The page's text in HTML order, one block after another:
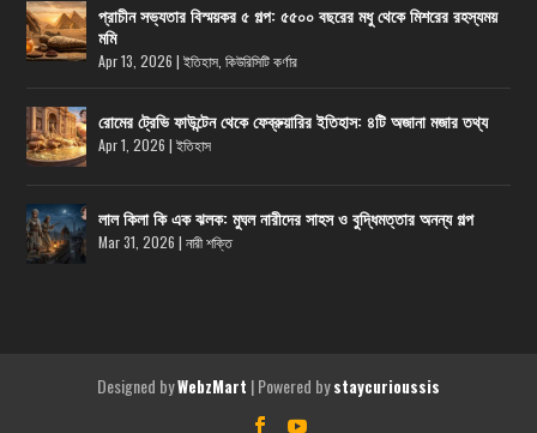
প্রাচীন সভ্যতার বিস্ময়কর ৫ গল্প: ৫৫০০ বছরের মধু থেকে মিশরের রহস্যময়
মমি
Apr 13, 2026 |ইতিহাস ,কিউরিসিটি কর্ণার
রোমের ট্রেভি ফাউন্টেন থেকে ফেব্রুয়ারির ইতিহাস: ৪টি অজানা মজার তথ্য
Apr 1, 2026 |ইতিহাস
লাল কিলা কি এক ঝলক: মুঘল নারীদের সাহস ও বুদ্ধিমত্তার অনন্য গল্প
Mar 31, 2026 |নারী শক্তি
Designed byWebzMart | Powered bystaycurioussis